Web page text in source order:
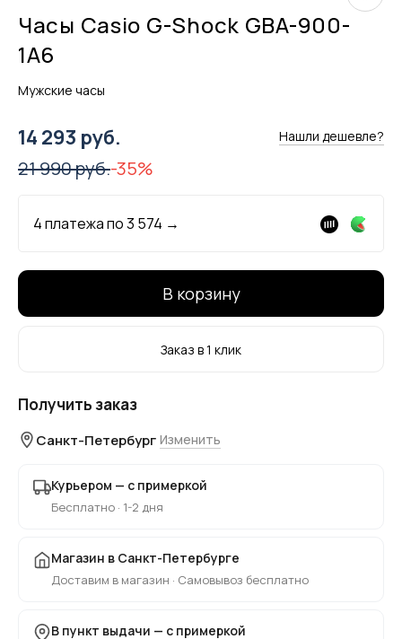
Часы Casio G-Shock GBA-900-
1A6
Мужские часы
14 293 руб. Нашли дешевле?
21 990 руб.-35%
4 платежа по3 574 →
В корзину
Заказ в 1 клик
Получить заказ
Санкт-Петербург Изменить
Курьером — с примеркой
Бесплатно · 1-2 дня
Магазин в Санкт-Петербурге
Доставим в магазин · Самовывоз бесплатно
В пункт выдачи — с примеркой